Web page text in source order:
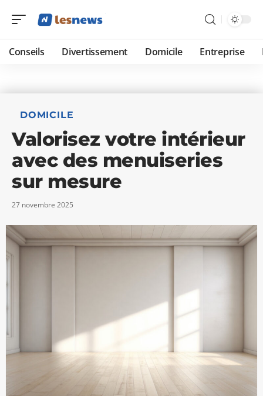
Conseils Divertissement Domicile Entreprise
DOMICILE
Valorisez votre intérieur
avec des menuiseries
sur mesure
27 novembre 2025